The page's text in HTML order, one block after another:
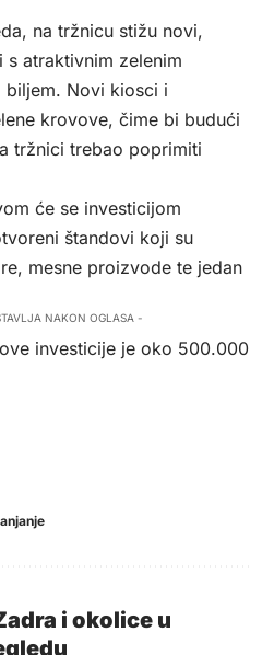
na tržnicu stižu novi,
atraktivnim zelenim
biljem. Novi kiosci i
krovove, čime bi budući
tržnici trebao poprimiti
će se investicijom
štandovi koji su
mesne proizvode te jedan
NAKON OGLASA -
investicije je oko 500.000
i okolice u